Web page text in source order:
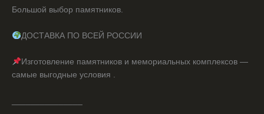
Большой выбор памятников.
ДОСТАВКА ПО ВСЕЙ РОССИИ
Изготовление памятников и мемориальных комплексов —
самые выгодные условия .